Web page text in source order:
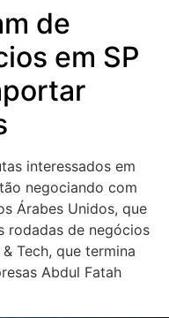
de
em SP
interessados em
negociando com
Árabes Unidos, que
rodadas de negócios
Tech, que termina
Abdul Fatah